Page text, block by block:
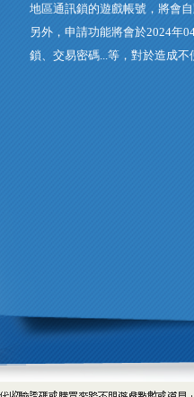
地區通訊鎖的遊戲帳號，將會
另外，申請功能將會於2024年
鎖、交易密碼...等，對於造成不